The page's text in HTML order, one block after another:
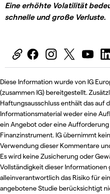
Eine erhöhte Volatilität
schnelle und große Verluste.
Diese Information wurde von IG
(zusammen IG) bereitgestellt.
Haftungsausschluss enthält das auf
Informationsmaterial weder eine
ein Angebot oder eine Aufforderung
Finanzinstrument. IG übernimmt
Verwendung dieser Kommentare
Es wird keine Zusicherung oder
Vollständigkeit dieser
alleinverantwortlich das Risiko für
angebotene Studie berücksichtigt